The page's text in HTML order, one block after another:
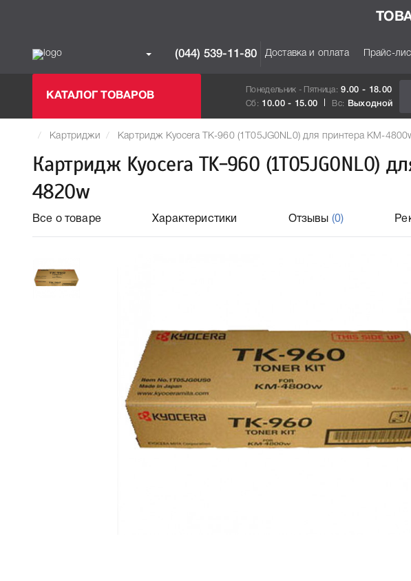
(044) 539-11-80 Доставка и оплата Прайс-
КАТАЛОГ ТОВАРОВ
Понедельник - Пятница: 9.00 - 18.00
Сб: 10.00 - 15.00 Вс: Выходной
Картриджи Картридж Kyocera TK-960 (1T05JG0NL0) для принтера KM-
Картридж Kyocera TK-960 (1T05JG0NL0)
4820w
Все о товаре Характеристики Отзывы (0)